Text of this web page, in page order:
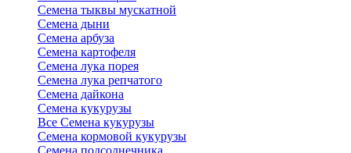
Семена тыквы мускатной
Семена дыни
Семена арбуза
Семена картофеля
Семена лука порея
Семена лука репчатого
Семена дайкона
Семена кукурузы
Все Семена кукурузы
Семена кормовой кукурузы
Семена подсолнечника